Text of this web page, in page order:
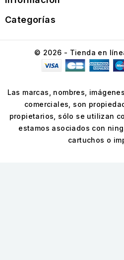
Categorías
© 2026 - Tienda en
Las marcas, nombres,
comerciales, son
propietarios, sólo se utilizan
estamos asociados con
cartuchos o